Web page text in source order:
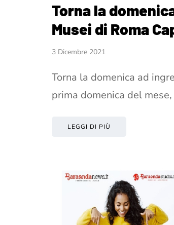
Torna la
Musei di Roma
3 Dicembre 2021
Torna la domenica ad
prima domenica del
LEGGI DI PIÙ